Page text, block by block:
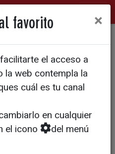
de tener
en Internet
para las
en las redes
potencial
favorito ×
el acceso a
la web contempla la
cuál es tu canal
en cualquier
el icono
del menú